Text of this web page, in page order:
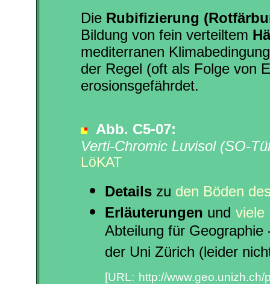
Die Rubifizierung
Bildung von fein verteiltem
mediterranen
der Regel (oft als Folge von
erosionsgefährdet.
Abb. C5-07:
Verti-Chromic Luvisol (SO-
LöKAT
Details zu den Böden
Erläuterungen und viele
Abteilung für
der Uni Zürich (leider
[URL: http://